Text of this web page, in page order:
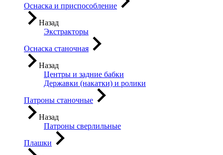
Оснаска и приспособление
Назад
Экстракторы
Оснаска станочная
Назад
Центры и задние бабки
Державки (накатки) и ролики
Патроны станочные
Назад
Патроны сверлильные
Плашки